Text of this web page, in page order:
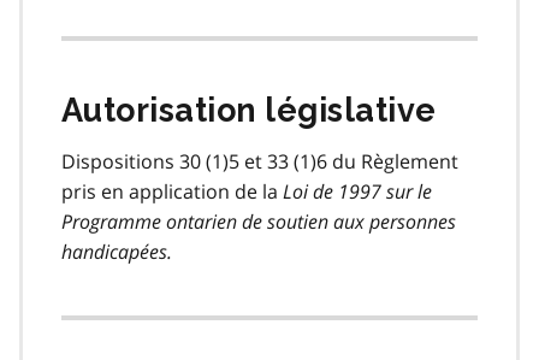
Autorisation législative
Dispositions 30 (1)5 et 33 (1)6 du Règlement
pris en application de la Loi de 1997 sur le
Programme ontarien de soutien aux personnes
handicapées.